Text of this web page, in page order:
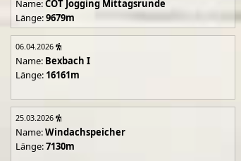
Name:COT Jogging Mittagsrunde
Länge:9679m
06.04.2026
Name: Bexbach I
Länge: 16161m
25.03.2026
Name:Windachspeicher
Länge:7130m